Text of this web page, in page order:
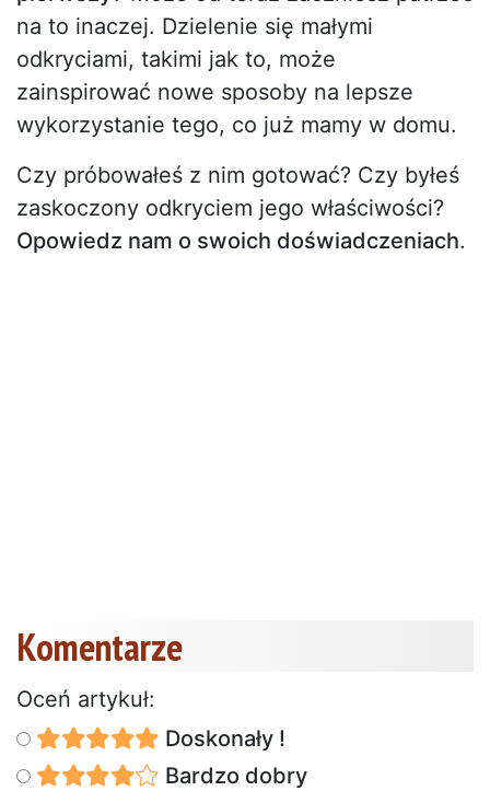
na to inaczej. Dzielenie się małymi
odkryciami, takimi jak to, może
zainspirować nowe sposoby na lepsze
wykorzystanie tego, co już mamy w domu.
Czy próbowałeś z nim gotować? Czy byłeś
zaskoczony odkryciem jego właściwości?
Opowiedz nam o swoich doświadczeniach.
Komentarze
Oceń artykuł:
Doskonały !
Bardzo dobry